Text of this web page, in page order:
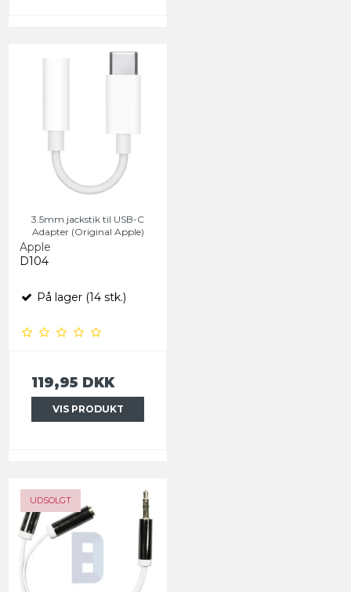
3.5mm jackstik til USB-C
Adapter (Original Apple)
Apple
D104
På lager (14 stk.)
119,95 DKK
VIS PRODUKT
UDSOLGT